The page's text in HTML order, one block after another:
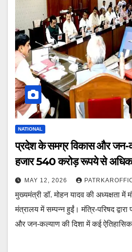
NATIONAL
प्रदेश के समग्र विकास और जन-
हजार 540 करोड़ रूपये से अधिक
MAY 12, 2026
मुख्यमंत्री डॉ. मोहन यादव की अध्यक्षता में
मंत्रालय में सम्पन्न हुईं। मंत्रि-परिषद
और जन-कल्याण की दिशा में कई